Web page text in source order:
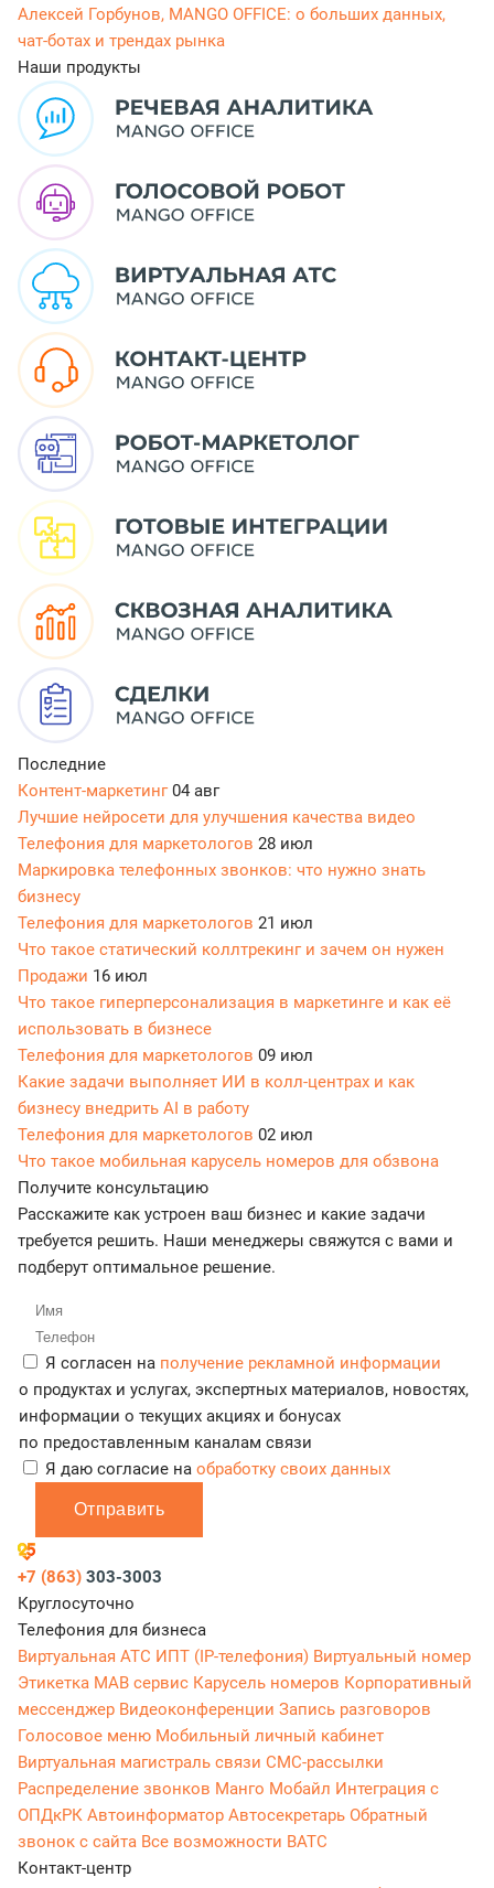
Алексей Горбунов, MANGO OFFICE: о больших данных,
чат-ботах и трендах рынка
Наши продукты
Последние
Контент-маркетинг04 авг
Лучшие нейросети для улучшения качества видео
Телефония для маркетологов 28 июл
Маркировка телефонных звонков: что нужно знать
бизнесу
Телефония для маркетологов 21 июл
Что такое статический коллтрекинг и зачем он нужен
Продажи 16 июл
Что такое гиперперсонализация в маркетинге и как её
использовать в бизнесе
Телефония для маркетологов 09 июл
Какие задачи выполняет ИИ в колл-центрах и как
бизнесу внедрить AI в работу
Телефония для маркетологов 02 июл
Что такое мобильная карусель номеров для обзвона
Получите консультацию
Расскажите как устроен ваш бизнес и какие задачи
требуется решить. Наши менеджеры свяжутся с вами и
подберут оптимальное решение.
Я согласен на получение рекламной информации
о продуктах и услугах, экспертных материалов, новостях,
информации о текущих акциях и бонусах
по предоставленным каналам связи
Я даю согласие на обработку своих данных
Отправить
+7 (863) 303-3003
Круглосуточно
Телефония для бизнеса
Виртуальная АТС ИПТ (IP-телефония) Виртуальный номер
Этикетка МАВ сервис Карусель номеров Корпоративный
мессенджер Видеоконференции Запись разговоров
Голосовое меню Мобильный личный кабинет
Виртуальная магистраль связи СМС-рассылки
Распределение звонков Манго Мобайл Интеграция с
ОПДкРК Автоинформатор Автосекретарь Обратный
звонок с сайта Все возможности ВАТС
Контакт-центр